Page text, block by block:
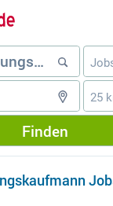
25
Finden